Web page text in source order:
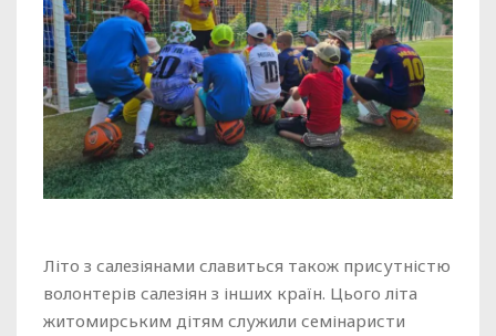
Літо з салезіянами славиться також присутністю
волонтерів салезіян з інших країн. Цього літа
житомирським дітям служили семінаристи